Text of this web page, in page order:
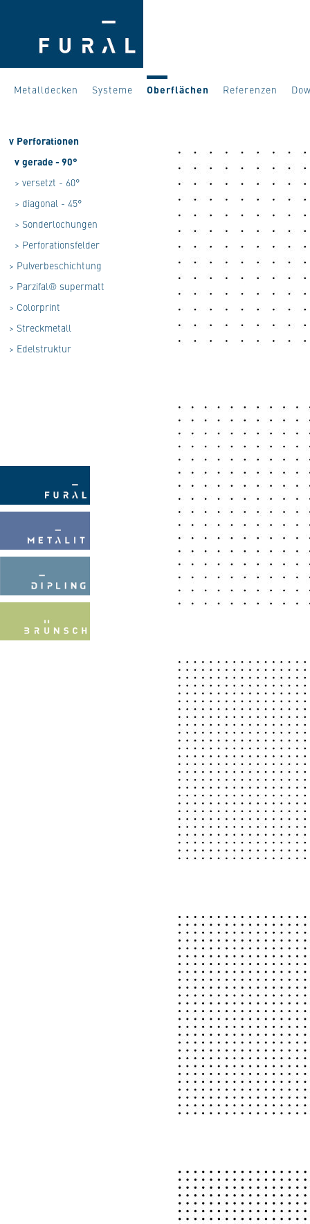
Metalldecken Systeme Oberflächen Referenzen
v Perforationen
v gerade - 90°
> versetzt - 60°
> diagonal - 45°
> Sonderlochungen
> Perforationsfelder
> Pulverbeschichtung
> Parzifal® supermatt
> Colorprint
> Streckmetall
> Edelstruktur